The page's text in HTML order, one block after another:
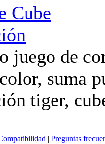
Cube
juego de
suma
tiger,
| Preguntas